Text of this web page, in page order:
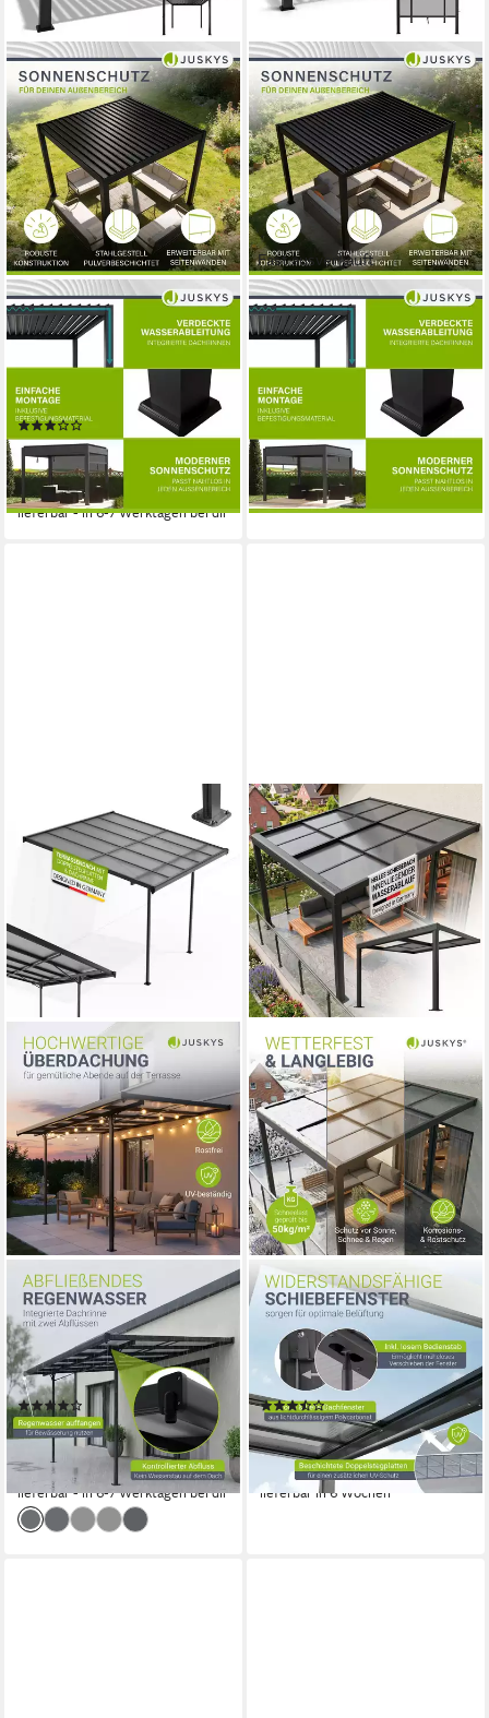
JUSKYS
Terrassendach Tahiti, BxT:
300x300 cm, Lamellendach,
Pergola für Garten, Terrasse,
stabil & wetterfest
(2)
ab 1.199,00 €
34,81 €
mtl. in 48 Raten
-20%
lieferbar - in 6-7 Werktagen bei dir
Fast ausverkauft
JUSKYS
Terrassendach Tahiti, BxT:
300x400 cm, Lamellendach,
Pergola für Garten, inkl.
Seitenwand 3m
3.199,00 €
63,84 €mtl. in 48 Raten
-31%
lieferbar in 5 Wochen
JUSKYS
Terrassendach Borneo, BxT:
312x303 cm, 3x3 m, Regen-
und Sonnenschutz,
lichtdurchlässig, UV-
Schutzfolie (5)
499,99 € 599,99 €
mtl. in 36 Raten
-17%
lieferbar - in 6-7 Werktagen bei dir
JUSKYS
Terrassendach Jakarta, BxT:
300x300 cm, mit
Schiebefenster, inkl. Fallrohr
und Fußboden Verankerung
(3)
ab 1.299,00 € 1.799,00 €
37,71 €mtl. in 48 Raten
-28%
lieferbar in 6 Wochen